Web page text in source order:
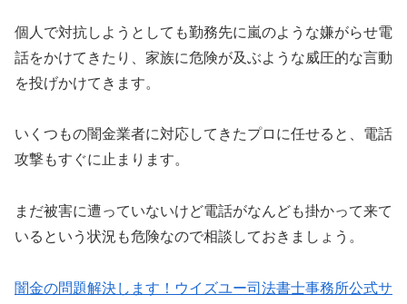
個人で対抗しようとしても勤務先に嵐のような嫌がらせ電
話をかけてきたり、家族に危険が及ぶような威圧的な言動
を投げかけてきます。
いくつもの闇金業者に対応してきたプロに任せると、電話
攻撃もすぐに止まります。
まだ被害に遭っていないけど電話がなんども掛かって来て
いるという状況も危険なので相談しておきましょう。
闇金の問題解決します！ウイズユー司法書士事務所公式サ